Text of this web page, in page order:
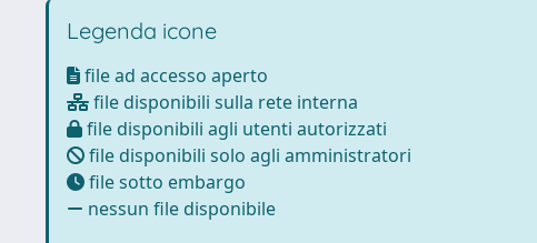
Legenda icone
file ad accesso aperto
file disponibili sulla rete interna
file disponibili agli utenti autorizzati
file disponibili solo agli amministratori
file sotto embargo
nessun file disponibile